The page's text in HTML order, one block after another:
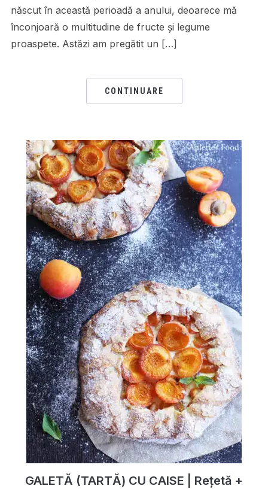
născut în această perioadă a anului, deoarece mă
înconjoară o multitudine de fructe şi legume
proaspete. Astăzi am pregătit un […]
CONTINUARE
GALETĂ (TARTĂ) CU CAISE | Rețetă +